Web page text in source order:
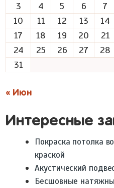
3
4 5 6 7
10 11 12 13 14
17
18 19 20 21
24
25 26 27 28
31
« Июн
Интересные
Покраска потолка
краской
Акустический
Бесшовные